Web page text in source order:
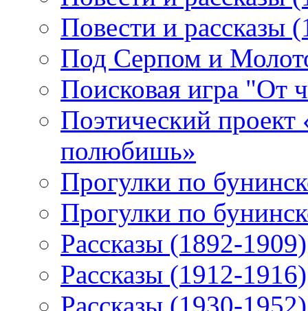
Повести и рассказы
Под Серпом и
Поисковая игра "От
Поэтический
полюбишь»
Прогулки по
Прогулки по
Рассказы (1892-1909)
Рассказы (1912-1916)
Рассказы (1930-1952)